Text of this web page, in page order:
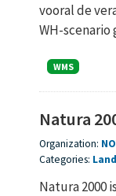
vooral de
WH-scenario
WMS
Natura
Organization:
Categories:
Natura 2000